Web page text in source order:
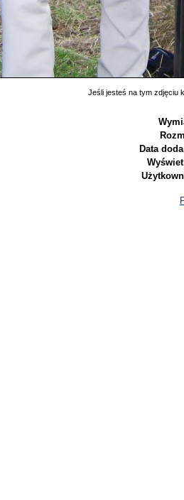
Jeśli jesteś na tym zdjęciu
Data